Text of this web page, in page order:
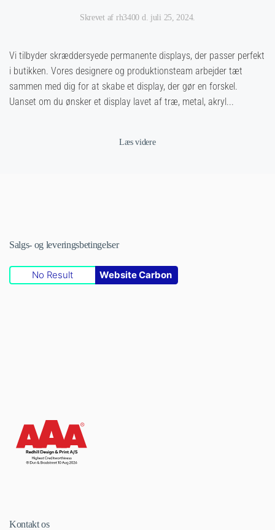
Skrevet af rh3400 d. juli 25, 2024.
Vi tilbyder skræddersyede permanente displays, der passer perfekt
i butikken. Vores designere og produktionsteam arbejder tæt
sammen med dig for at skabe et display, der gør en forskel.
Uanset om du ønsker et display lavet af træ, metal, akryl...
Læs videre
Salgs- og leveringsbetingelser
No Result Website Carbon
Kontakt os